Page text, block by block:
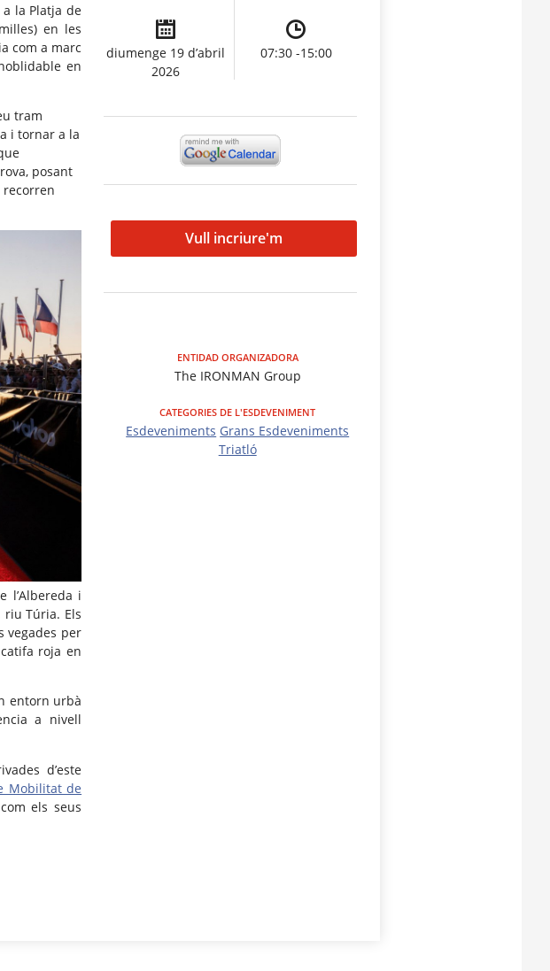
la Platja de
en les
com a marc
en
tram
i tornar a la
posant
recorren
l’Albereda i
Túria. Els
vegades per
roja en
entorn urbà
a nivell
d’este
Mobilitat de
els seus
diumenge 19 d’abril
2026
07:30 -15:00
Vull incriure'm
ENTIDAD ORGANIZADORA
The IRONMAN Group
CATEGORIES DE L'ESDEVENIMENT
Esdeveniments Grans Esdeveniments
Triatló